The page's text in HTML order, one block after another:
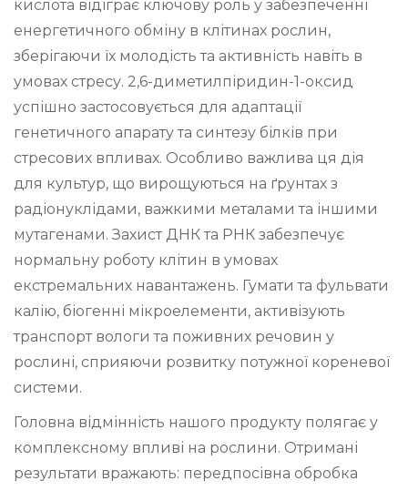
кислота відіграє ключову роль у забезпеченні
енергетичного обміну в клітинах рослин,
зберігаючи їх молодість та активність навіть в
умовах стресу. 2,6-диметилпіридин-1-оксид
успішно застосовується для адаптації
генетичного апарату та синтезу білків при
стресових впливах. Особливо важлива ця дія
для культур, що вирощуються на ґрунтах з
радіонуклідами, важкими металами та іншими
мутагенами. Захист ДНК та РНК забезпечує
нормальну роботу клітин в умовах
екстремальних навантажень. Гумати та фульвати
калію, біогенні мікроелементи, активізують
транспорт вологи та поживних речовин у
рослині, сприяючи розвитку потужної кореневої
системи.
Головна відмінність нашого продукту полягає у
комплексному впливі на рослини. Отримані
результати вражають: передпосівна обробка